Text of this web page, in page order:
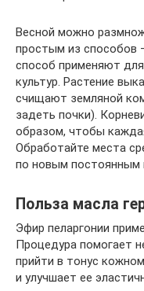
Весной можно
простым из способов
способ применяют
культур. Растение
счищают земляной
задеть почки).
образом, чтобы
Обработайте места
по новым постоянным
Польза масла
Эфир пеларгонии
Процедура помогает
прийти в тонус
и улучшает ее